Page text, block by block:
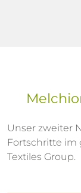
Unser zweiter
Fortschritte im
Textiles Group.